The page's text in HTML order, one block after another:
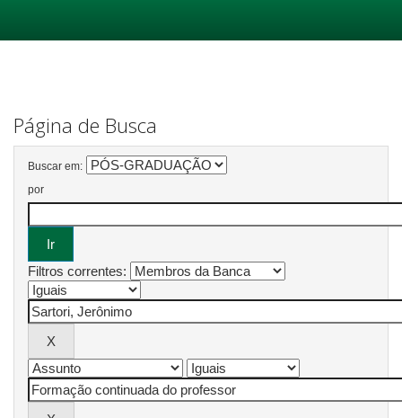
Página de Busca
Buscar em:
por
Filtros correntes: